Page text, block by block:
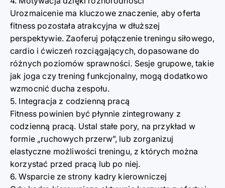
Urozmaicenie ma kluczowe znaczenie, aby oferta
fitness pozostała atrakcyjna w dłuższej
perspektywie. Zaoferuj połączenie treningu siłowego,
cardio i ćwiczeń rozciągających, dopasowane do
różnych poziomów sprawności. Sesje grupowe, takie
jak joga czy trening funkcjonalny, mogą dodatkowo
wzmocnić ducha zespołu.
5. Integracja z codzienną pracą
Fitness powinien być płynnie zintegrowany z
codzienną pracą. Ustal stałe pory, na przykład w
formie „ruchowych przerw”, lub zorganizuj
elastyczne możliwości treningu, z których można
korzystać przed pracą lub po niej.
6. Wsparcie ze strony kadry kierowniczej